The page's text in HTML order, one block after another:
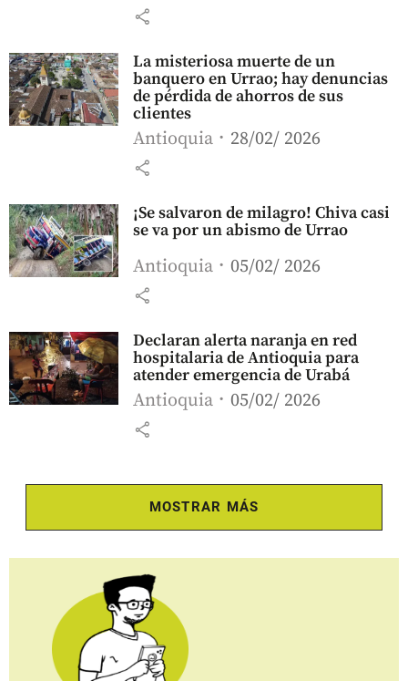
share
La misteriosa muerte de un
banquero en Urrao; hay denuncias
de pérdida de ahorros de sus
clientes
Antioquia 28/02/ 2026
share
¡Se salvaron de milagro! Chiva casi
se va por un abismo de Urrao
Antioquia 05/02/ 2026
share
Declaran alerta naranja en red
hospitalaria de Antioquia para
atender emergencia de Urabá
Antioquia 05/02/ 2026
share
MOSTRAR MÁS